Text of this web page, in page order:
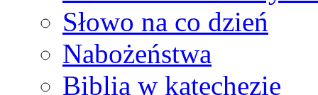
Słowo na co dzień
Nabożeństwa
Biblia w katechezie